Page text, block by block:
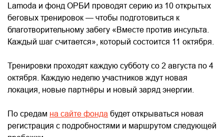
Lamoda и фонд ОРБИ проводят серию из 10 открытых
беговых тренировок — чтобы подготовиться к
благотворительному забегу «Вместе против инсульта.
Каждый шаг считается», который состоится 11 октября.
Тренировки проходят каждую субботу со 2 августа по 4
октября. Каждую неделю участников ждут новая
локация, новые партнёры и новый заряд энергии.
По средам на сайте фонда будет открываться новая
регистрация с подробностями и маршрутом следующей